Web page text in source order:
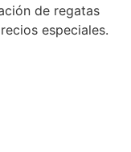
de regatas
especiales.